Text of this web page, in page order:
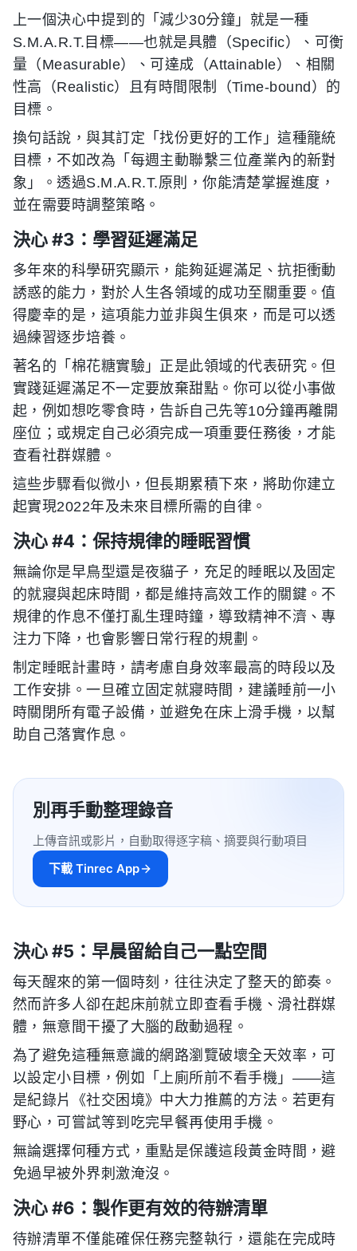
上一個決心中提到的「減少30分鐘」就是一種
S.M.A.R.T.目標——也就是具體（Specific）、可衡
量（Measurable）、可達成（Attainable）、相關
性高（Realistic）且有時間限制（Time-bound）的
目標。
換句話說，與其訂定「找份更好的工作」這種籠統
目標，不如改為「每週主動聯繫三位產業內的新對
象」。透過S.M.A.R.T.原則，你能清楚掌握進度，
並在需要時調整策略。
決心 #3：學習延遲滿足
多年來的科學研究顯示，能夠延遲滿足、抗拒衝動
誘惑的能力，對於人生各領域的成功至關重要。值
得慶幸的是，這項能力並非與生俱來，而是可以透
過練習逐步培養。
著名的「棉花糖實驗」正是此領域的代表研究。但
實踐延遲滿足不一定要放棄甜點。你可以從小事做
起，例如想吃零食時，告訴自己先等10分鐘再離開
座位；或規定自己必須完成一項重要任務後，才能
查看社群媒體。
這些步驟看似微小，但長期累積下來，將助你建立
起實現2022年及未來目標所需的自律。
決心 #4：保持規律的睡眠習慣
無論你是早鳥型還是夜貓子，充足的睡眠以及固定
的就寢與起床時間，都是維持高效工作的關鍵。不
規律的作息不僅打亂生理時鐘，導致精神不濟、專
注力下降，也會影響日常行程的規劃。
制定睡眠計畫時，請考慮自身效率最高的時段以及
工作安排。一旦確立固定就寢時間，建議睡前一小
時關閉所有電子設備，並避免在床上滑手機，以幫
助自己落實作息。
別再手動整理錄音
上傳音訊或影片，自動取得逐字稿、摘要與行動項目
下載 Tinrec App
決心 #5：早晨留給自己一點空間
每天醒來的第一個時刻，往往決定了整天的節奏。
然而許多人卻在起床前就立即查看手機、滑社群媒
體，無意間干擾了大腦的啟動過程。
為了避免這種無意識的網路瀏覽破壞全天效率，可
以設定小目標，例如「上廁所前不看手機」——這
是紀錄片《社交困境》中大力推薦的方法。若更有
野心，可嘗試等到吃完早餐再使用手機。
無論選擇何種方式，重點是保護這段黃金時間，避
免過早被外界刺激淹沒。
決心 #6：製作更有效的待辦清單
待辦清單不僅能確保任務完整執行，還能在完成時